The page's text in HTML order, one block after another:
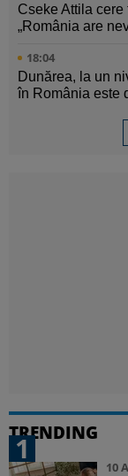
Cseke Attila
„România are
18:04
Dunărea, la un
în România este
TRENDING
1
10